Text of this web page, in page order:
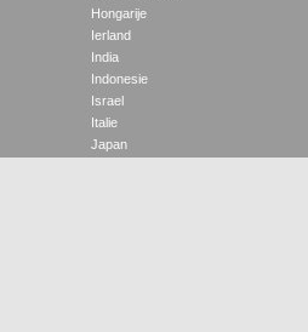
Hongarije
Ierland
India
Indonesie
Israel
Italie
Japan